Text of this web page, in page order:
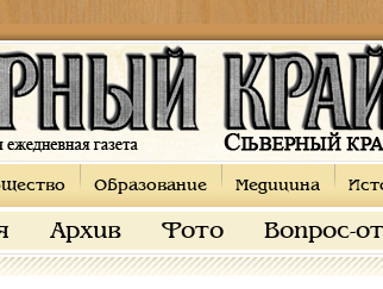
Образование Медицина
Архив Фото Вопрос-